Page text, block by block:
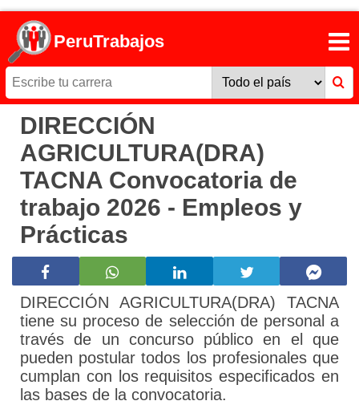
PeruTrabajos
DIRECCIÓN
AGRICULTURA(DRA)
TACNA Convocatoria de
trabajo 2026 - Empleos y
Prácticas
DIRECCIÓN AGRICULTURA(DRA) TACNA
tiene su proceso de selección de personal a
través de un concurso público en el que
pueden postular todos los profesionales que
cumplan con los requisitos especificados en
las bases de la convocatoria.